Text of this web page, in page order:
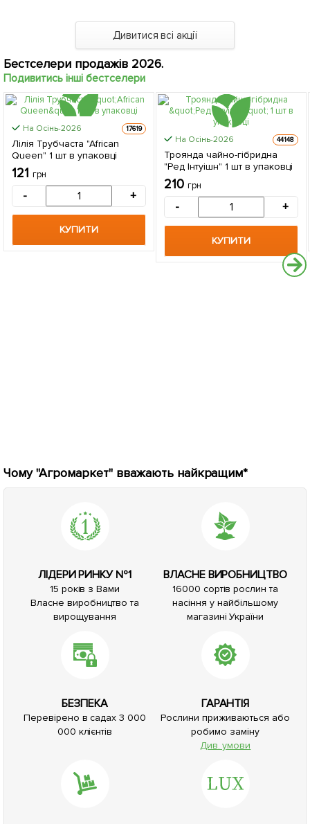
Дивитися всі акції
Бестселери продажів 2026.
Подивитись інші бестселери
На Осінь-2026 17619
Лілія Трубчаста "African
Queen" 1 шт в упаковці
121 грн
- +
КУПИТИ
На Осінь-2026 44148
Троянда чайно-гібридна
"Ред Інтуішн" 1 шт в упаковці
210 грн
- +
КУПИТИ
Чому "Агромаркет" вважають найкращим*
ЛІДЕРИ РИНКУ №1
15 років з Вами
Власне виробництво та
вирощування
ВЛАСНЕ ВИРОБНИЦТВО
16000 сортів рослин та
насіння у найбільшому
магазині України
БЕЗПЕКА
Перевірено в садах 3 000
000 клієнтів
ГАРАНТІЯ
Рослини приживаються або
робимо заміну
Див. умови